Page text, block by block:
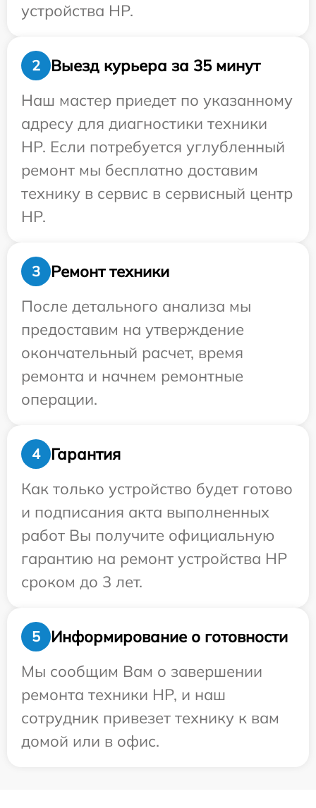
устройства HP.
2
Выезд курьера за 35 минут
Наш мастер приедет по указанному
адресу для диагностики техники
HP. Если потребуется углубленный
ремонт мы бесплатно доставим
технику в сервис в сервисный центр
HP.
3
Ремонт техники
После детального анализа мы
предоставим на утверждение
окончательный расчет, время
ремонта и начнем ремонтные
операции.
4
Гарантия
Как только устройство будет готово
и подписания акта выполненных
работ Вы получите официальную
гарантию на ремонт устройства HP
сроком до 3 лет.
5
Информирование о готовности
Мы сообщим Вам о завершении
ремонта техники HP, и наш
сотрудник привезет технику к вам
домой или в офис.